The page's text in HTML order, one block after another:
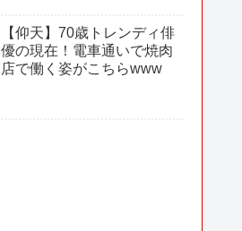
【仰天】70歳トレンディ俳
優の現在！電車通いで焼肉
店で働く姿がこちらwww